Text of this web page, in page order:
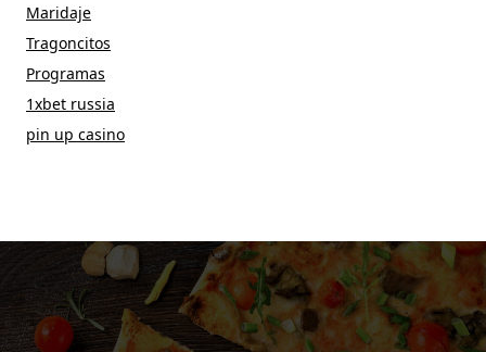
Maridaje
Tragoncitos
Programas
1xbet russia
pin up casino